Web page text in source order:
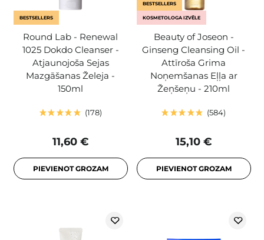
BESTSELLERS
Round Lab - Renewal
1025 Dokdo Cleanser -
Atjaunojoša Sejas
Mazgāšanas Želeja -
150ml
178
11,60 €
PIEVIENOT GROZAM
BESTSELLERS
KOSMETOLOGA IZVĒLE
Beauty of Joseon -
Ginseng Cleansing Oil -
Attīroša Grima
Noņemšanas Eļļa ar
Žeņšeņu - 210ml
584
15,10 €
PIEVIENOT GROZAM